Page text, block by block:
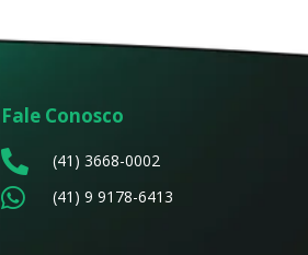
Fale Conosco
 (41) 3668-0002
 (41) 9 9178-6413